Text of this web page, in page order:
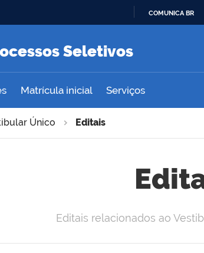
COMUNICA BR
Seletivos
Matrícula inicial Serviços
Único Editais
Editais relacionados ao